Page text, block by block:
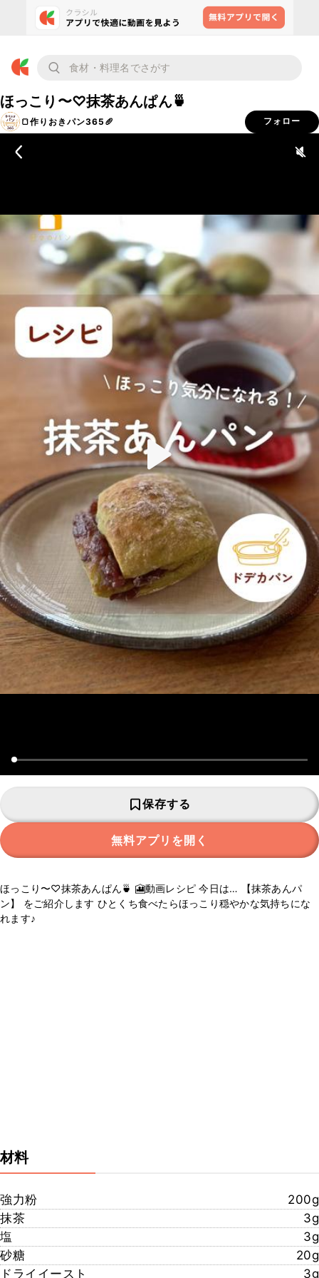
ほっこり〜♡抹茶あんぱん🍵
🍞作りおきパン365🥖 フォロー
保存する
無料アプリを開く
ほっこり〜♡抹茶あんぱん🍵 🎦動画レシピ 今日は… 【抹茶あんパ
ン】 をご紹介します ひとくち食べたらほっこり穏やかな気持ちにな
れます♪
材料
強力粉
200g
抹茶
3g
塩
3g
砂糖
20g
ドライイースト
3g